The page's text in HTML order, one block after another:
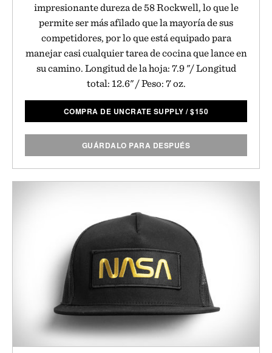
impresionante dureza de 58 Rockwell, lo que le
permite ser más afilado que la mayoría de sus
competidores, por lo que está equipado para
manejar casi cualquier tarea de cocina que lance en
su camino. Longitud de la hoja: 7.9 "/ Longitud
total: 12.6" / Peso: 7 oz.
COMPRA DE UNCRATE SUPPLY /$150
GUÁRDALO PARA DESPUÉS